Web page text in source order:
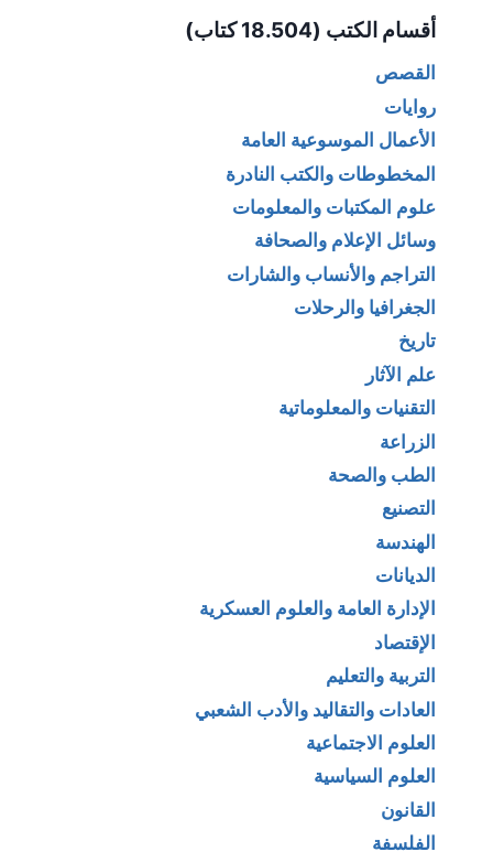
أقسام الكتب (18.504 كتاب)
القصص
روايات
الأعمال الموسوعية العامة
المخطوطات والكتب النادرة
علوم المكتبات والمعلومات
وسائل الإعلام والصحافة
التراجم والأنساب والشارات
الجغرافيا والرحلات
تاريخ
علم الآثار
التقنيات والمعلوماتية
الزراعة
الطب والصحة
التصنيع
الهندسة
الديانات
الإدارة العامة والعلوم العسكرية
الإقتصاد
التربية والتعليم
العادات والتقاليد والأدب الشعبي
العلوم الاجتماعية
العلوم السياسية
القانون
الفلسفة